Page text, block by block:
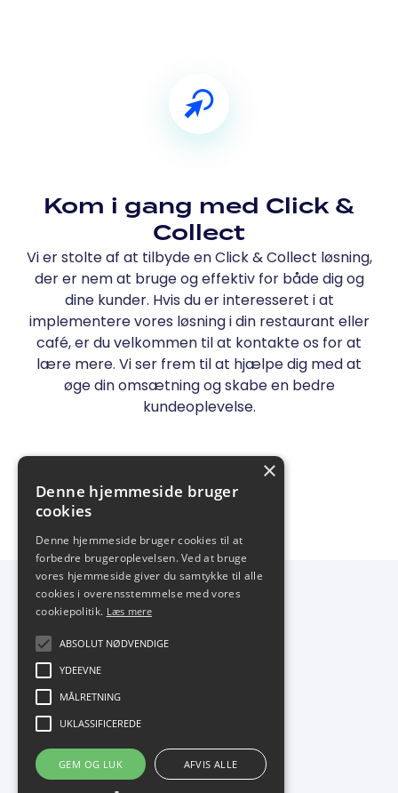
Kom i gang med Click &
Collect
Vi er stolte af at tilbyde en Click & Collect løsning,
der er nem at bruge og effektiv for både dig og
dine kunder. Hvis du er interesseret i at
implementere vores løsning i din restaurant eller
café, er du velkommen til at kontakte os for at
lære mere. Vi ser frem til at hjælpe dig med at
øge din omsætning og skabe en bedre
kundeoplevelse.
+45 70 22 49 39
contact@crunchorder.com
Kontakt
×
Denne hjemmeside bruger
cookies
Denne hjemmeside bruger cookies til at
forbedre brugeroplevelsen. Ved at bruge
vores hjemmeside giver du samtykke til alle
cookies i overensstemmelse med vores
cookiepolitik. Læs mere
ABSOLUT NØDVENDIGE
YDEEVNE
MÅLRETNING
UKLASSIFICEREDE
GEM OG LUK AFVIS ALLE